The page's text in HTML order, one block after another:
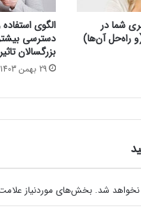
شما در
راه‌حل آن‌ها)
الگوی
دسترسی
بزرگسالان
29 بهمن 1403
نخواهد شد. بخش‌های موردنیاز